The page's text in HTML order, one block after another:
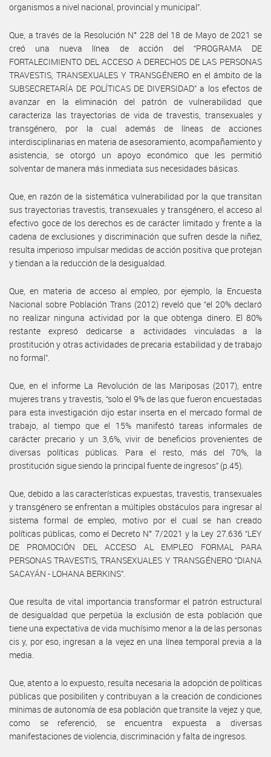
organismos a nivel nacional, provincial y municipal”.
Que, a través de la Resolución N° 228 del 18 de Mayo de 2021 se
creó una nueva línea de acción del “PROGRAMA DE
FORTALECIMIENTO DEL ACCESO A DERECHOS DE LAS PERSONAS
TRAVESTIS, TRANSEXUALES Y TRANSGÉNERO en el ámbito de la
SUBSECRETARÍA DE POLÍTICAS DE DIVERSIDAD” a los efectos de
avanzar en la eliminación del patrón de vulnerabilidad que
caracteriza las trayectorias de vida de travestis, transexuales y
transgénero, por la cual además de líneas de acciones
interdisciplinarias en materia de asesoramiento, acompañamiento y
asistencia, se otorgó un apoyo económico que les permitió
solventar de manera más inmediata sus necesidades básicas.
Que, en razón de la sistemática vulnerabilidad por la que transitan
sus trayectorias travestis, transexuales y transgénero, el acceso al
efectivo goce de los derechos es de carácter limitado y frente a la
cadena de exclusiones y discriminación que sufren desde la niñez,
resulta imperioso impulsar medidas de acción positiva que protejan
y tiendan a la reducción de la desigualdad.
Que, en materia de acceso al empleo, por ejemplo, la Encuesta
Nacional sobre Población Trans (2012) reveló que “el 20% declaró
no realizar ninguna actividad por la que obtenga dinero. El 80%
restante expresó dedicarse a actividades vinculadas a la
prostitución y otras actividades de precaria estabilidad y de trabajo
no formal”.
Que, en el informe La Revolución de las Mariposas (2017), entre
mujeres trans y travestis, “solo el 9% de las que fueron encuestadas
para esta investigación dijo estar inserta en el mercado formal de
trabajo, al tiempo que el 15% manifestó tareas informales de
carácter precario y un 3,6%, vivir de beneficios provenientes de
diversas políticas públicas. Para el resto, más del 70%, la
prostitución sigue siendo la principal fuente de ingresos” (p.45).
Que, debido a las características expuestas, travestis, transexuales
y transgénero se enfrentan a múltiples obstáculos para ingresar al
sistema formal de empleo, motivo por el cual se han creado
políticas públicas, como el Decreto N° 7/2021 y la Ley 27.636 “LEY
DE PROMOCIÓN DEL ACCESO AL EMPLEO FORMAL PARA
PERSONAS TRAVESTIS, TRANSEXUALES Y TRANSGÉNERO “DIANA
SACAYÁN - LOHANA BERKINS”.
Que resulta de vital importancia transformar el patrón estructural
de desigualdad que perpetúa la exclusión de esta población que
tiene una expectativa de vida muchísimo menor a la de las personas
cis y, por eso, ingresan a la vejez en una línea temporal previa a la
media.
Que, atento a lo expuesto, resulta necesaria la adopción de políticas
públicas que posibiliten y contribuyan a la creación de condiciones
mínimas de autonomía de esa población que transite la vejez y que,
como se referenció, se encuentra expuesta a diversas
manifestaciones de violencia, discriminación y falta de ingresos.